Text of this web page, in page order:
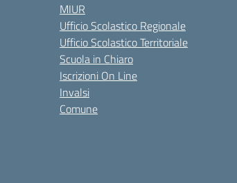
MIUR
Ufficio Scolastico Regionale
Ufficio Scolastico Territoriale
Scuola in Chiaro
Iscrizioni On Line
Invalsi
Comune